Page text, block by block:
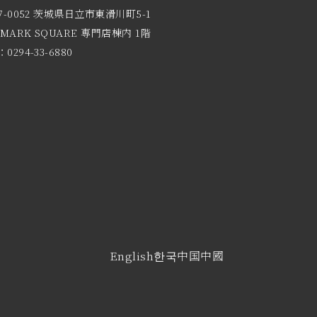
0052 茨城県日立市東滑川町5-1
SQUARE 専門店棟内 1階
0294-33-6880
English한국中国中國